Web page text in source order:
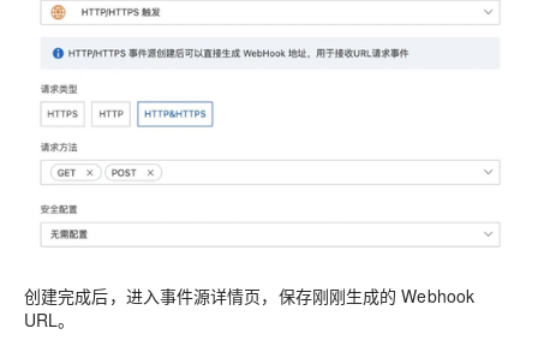
创建完成后，进入事件源详情页，保存刚刚生成的 Webhook
URL。